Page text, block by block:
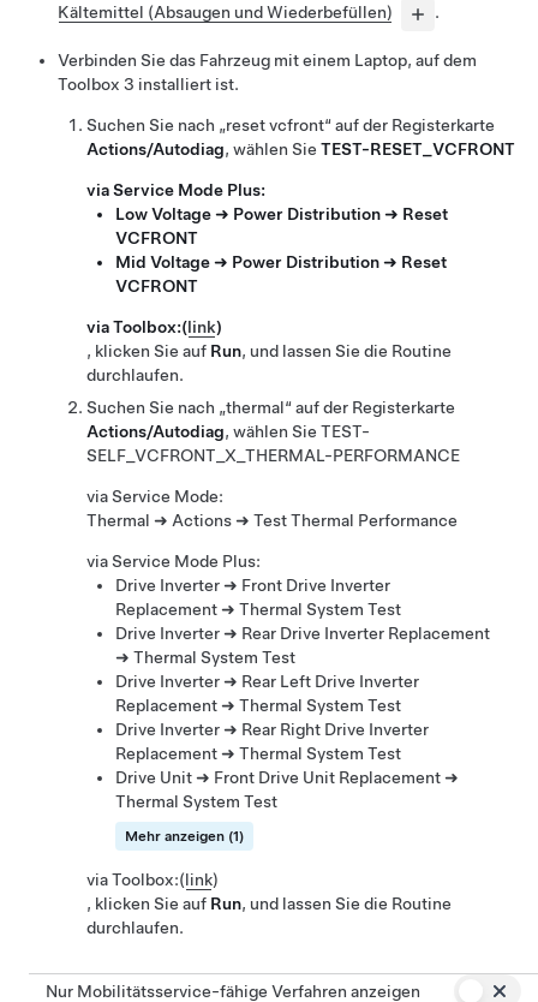
Kältemittel (Absaugen und Wiederbefüllen) .
Verbinden Sie das Fahrzeug mit einem Laptop, auf dem
Toolbox 3 installiert ist.
Suchen Sie nach „reset vcfront“ auf der Registerkarte
Actions/Autodiag, wählen Sie TEST-RESET_VCFRONT
via Service Mode Plus:
Low Voltage ➜ Power Distribution ➜ Reset
VCFRONT
Mid Voltage ➜ Power Distribution ➜ Reset
VCFRONT
via Toolbox:(link)
, klicken Sie auf Run, und lassen Sie die Routine
durchlaufen.
Suchen Sie nach „thermal“ auf der Registerkarte
Actions/Autodiag, wählen Sie TEST-
SELF_VCFRONT_X_THERMAL-PERFORMANCE
via Service Mode:
Thermal ➜ Actions ➜ Test Thermal Performance
via Service Mode Plus:
Drive Inverter ➜ Front Drive Inverter
Replacement ➜ Thermal System Test
Drive Inverter ➜ Rear Drive Inverter Replacement
➜ Thermal System Test
Drive Inverter ➜ Rear Left Drive Inverter
Replacement ➜ Thermal System Test
Drive Inverter ➜ Rear Right Drive Inverter
Replacement ➜ Thermal System Test
Drive Unit ➜ Front Drive Unit Replacement ➜
Thermal System Test
Mehr anzeigen (1)
via Toolbox:(link)
, klicken Sie auf Run, und lassen Sie die Routine
durchlaufen.
Nur Mobilitätsservice-fähige Verfahren anzeigen